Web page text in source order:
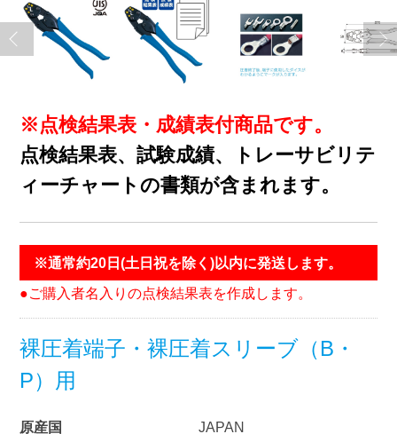
※点検結果表・成績表付商品です。
点検結果表、試験成績、トレーサビリテ
ィーチャートの書類が含まれます。
※通常約20日(土日祝を除く)以内に発送します。
●ご購入者名入りの点検結果表を作成します。
裸圧着端子・裸圧着スリーブ（B・
P）用
原産国 JAPAN